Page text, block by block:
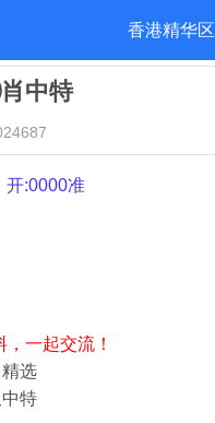
香港精华区
中特
开:0000准
一起交流！
选
特